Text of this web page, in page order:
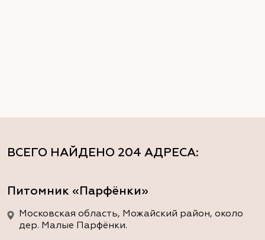
ВСЕГО НАЙДЕНО 204 АДРЕСА:
Питомник «Парфёнки»
Московская область, Можайский район, около
дер. Малые Парфёнки.